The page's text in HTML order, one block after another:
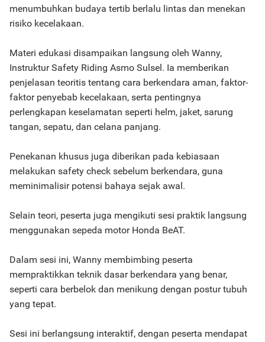
menumbuhkan budaya tertib berlalu lintas dan menekan
risiko kecelakaan.
Materi edukasi disampaikan langsung oleh Wanny,
Instruktur Safety Riding Asmo Sulsel. Ia memberikan
penjelasan teoritis tentang cara berkendara aman, faktor-
faktor penyebab kecelakaan, serta pentingnya
perlengkapan keselamatan seperti helm, jaket, sarung
tangan, sepatu, dan celana panjang.
Penekanan khusus juga diberikan pada kebiasaan
melakukan safety check sebelum berkendara, guna
meminimalisir potensi bahaya sejak awal.
Selain teori, peserta juga mengikuti sesi praktik langsung
menggunakan sepeda motor Honda BeAT.
Dalam sesi ini, Wanny membimbing peserta
mempraktikkan teknik dasar berkendara yang benar,
seperti cara berbelok dan menikung dengan postur tubuh
yang tepat.
Sesi ini berlangsung interaktif, dengan peserta mendapat